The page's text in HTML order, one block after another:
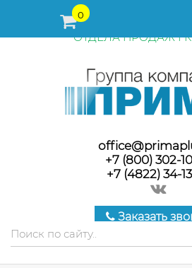
0
ПЕРЕД ОФОРМЛЕНИЕМ ЗАКАЗА,
ПОСТАВКИ ТОВАРА
ОТДЕЛА ПРОДАЖ
+7 (800) 302-
+7 (4822) 34-
Заказать